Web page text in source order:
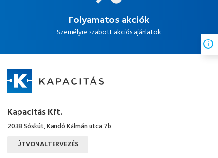
Folyamatos akciók
Személyre szabott akciós ajánlatok
Kapacitás Kft.
2038 Sóskút, Kandó Kálmán utca 7b
ÚTVONALTERVEZÉS